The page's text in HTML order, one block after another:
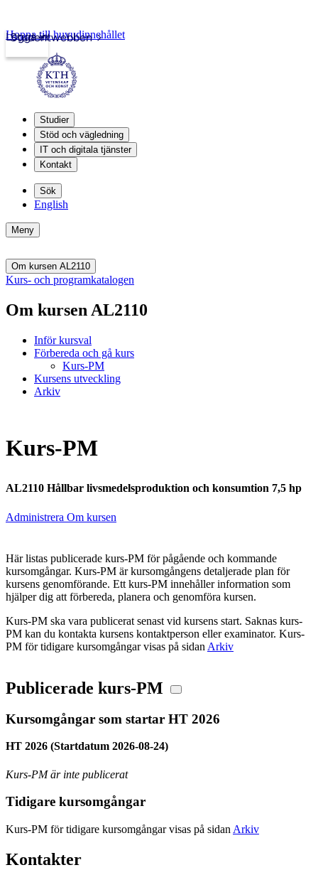
Studentwebben
Logga in
Hoppa till huvudinnehållet
Studier
Stöd och vägledning
IT och digitala tjänster
Kontakt
Sök
English
Meny
Om kursen AL2110
Kurs- och programkatalogen
Om kursen AL2110
Inför kursval
Förbereda och gå kurs
Kurs-PM
Kursens utveckling
Arkiv
Kurs-PM
AL2110 Hållbar livsmedelsproduktion och konsumtion 7,5 hp
Administrera Om kursen
Här listas publicerade kurs-PM för pågående och kommande
kursomgångar. Kurs-PM är kursomgångens detaljerade plan för
kursens genomförande. Ett kurs-PM innehåller information som
hjälper dig att förbereda, planera och genomföra kursen.
Kurs-PM ska vara publicerat senast vid kursens start. Saknas kurs-
PM kan du kontakta kursens kontaktperson eller examinator. Kurs-
PM för tidigare kursomgångar visas på sidan Arkiv
Publicerade kurs-PM
Kursomgångar som startar HT 2026
HT 2026 (Startdatum 2026-08-24)
Kurs-PM är inte publicerat
Tidigare kursomgångar
Kurs-PM för tidigare kursomgångar visas på sidan Arkiv
Kontakter